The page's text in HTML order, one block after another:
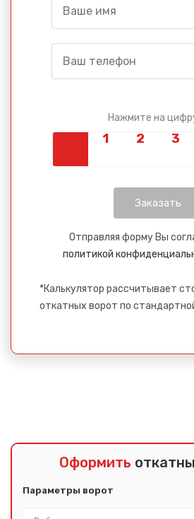
Нажмите на
Отправляя форму Вы
политикой
*Калькулятор рассчитывает
откатных ворот по
Оформить
Параметры ворот